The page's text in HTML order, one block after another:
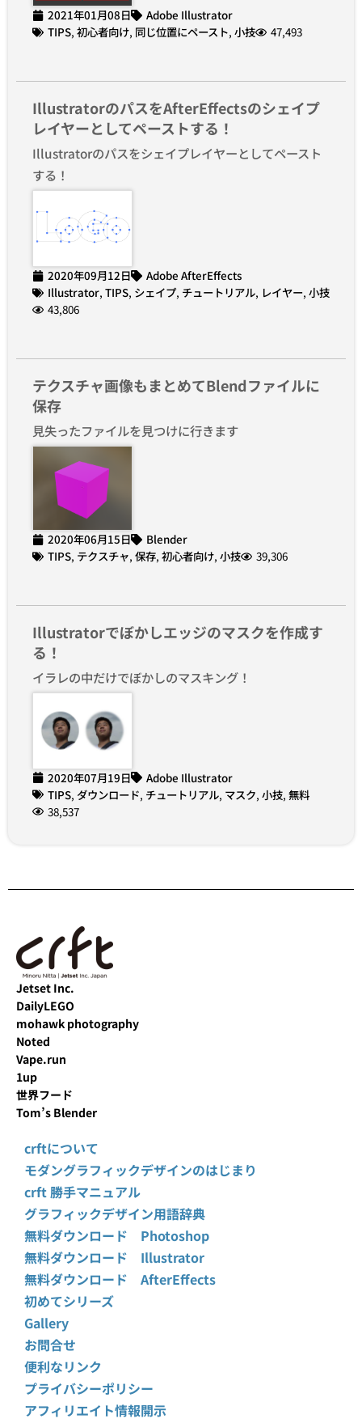
2021年01月08日
Adobe Illustrator
TIPS, 初心者向け, 同じ位置にペースト, 小技 47,493
IllustratorのパスをAfterEffectsのシェイプ
レイヤーとしてペーストする！
Illustratorのパスをシェイプレイヤーとしてペースト
する！
2020年09月12日
Adobe AfterEffects
Illustrator, TIPS, シェイプ, チュートリアル, レイヤー, 小技
43,806
テクスチャ画像もまとめてBlendファイルに
保存
見失ったファイルを見つけに行きます
2020年06月15日
Blender
TIPS, テクスチャ, 保存, 初心者向け, 小技 39,306
Illustratorでぼかしエッジのマスクを作成す
る！
イラレの中だけでぼかしのマスキング！
2020年07月19日
Adobe Illustrator
TIPS, ダウンロード, チュートリアル, マスク, 小技, 無料
38,537
Jetset Inc.
DailyLEGO
mohawk photography
Noted
Vape.run
1up
世界フード
Tom’s Blender
crftについて
モダングラフィックデザインのはじまり
crft 勝手マニュアル
グラフィックデザイン用語辞典
無料ダウンロード Photoshop
無料ダウンロード Illustrator
無料ダウンロード AfterEffects
初めてシリーズ
Gallery
お問合せ
便利なリンク
プライバシーポリシー
アフィリエイト情報開示